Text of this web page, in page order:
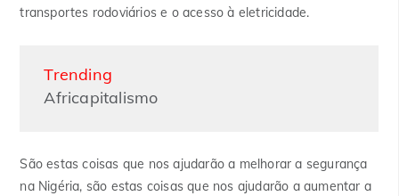
transportes rodoviários e o acesso à eletricidade.
Trending
Africapitalismo
São estas coisas que nos ajudarão a melhorar a segurança
na Nigéria, são estas coisas que nos ajudarão a aumentar a